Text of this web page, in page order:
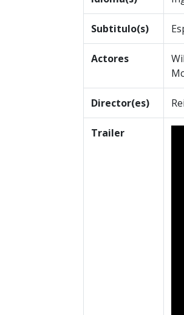
Subtitulo(s)
Actores
Director(es)
Trailer